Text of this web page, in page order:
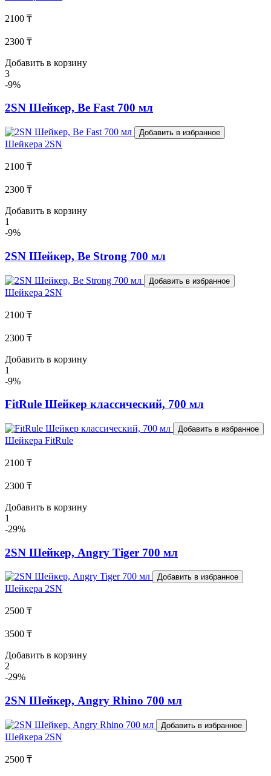
2100 ₸
2300 ₸
Добавить в корзину
3
-9%
2SN Шейкер, Be Fast 700 мл
Добавить в избранное
Шейкера 2SN
2100 ₸
2300 ₸
Добавить в корзину
1
-9%
2SN Шейкер, Be Strong 700 мл
Добавить в избранное
Шейкера 2SN
2100 ₸
2300 ₸
Добавить в корзину
1
-9%
FitRule Шейкер классический, 700 мл
Добавить в избранное
Шейкера FitRule
2100 ₸
2300 ₸
Добавить в корзину
1
-29%
2SN Шейкер, Angry Tiger 700 мл
Добавить в избранное
Шейкера 2SN
2500 ₸
3500 ₸
Добавить в корзину
2
-29%
2SN Шейкер, Angry Rhino 700 мл
Добавить в избранное
Шейкера 2SN
2500 ₸